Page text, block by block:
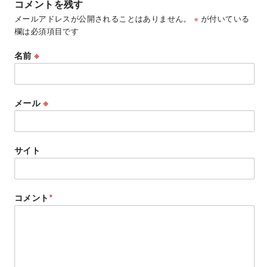
コメントを残す
メールアドレスが公開されることはありません。 ※ が付いている
欄は必須項目です
名前※
メール ※
サイト
コメント*